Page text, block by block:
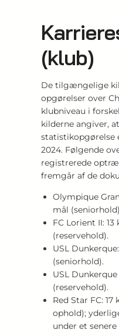
(klub)
De tilgængelige
opgørelser over
klubniveau i
kilderne angiver,
statistikopgørelse
2024. Følgende
registrerede
fremgår af de
Olympique
mål
FC Lorient II:
(reservehold).
USL
(seniorhold).
USL
(reservehold).
Red Star FC:
ophold);
under et